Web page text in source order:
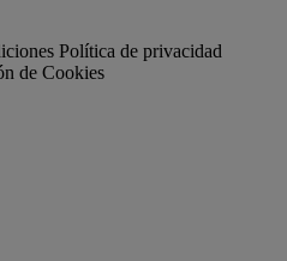
Política de privacidad
de Cookies